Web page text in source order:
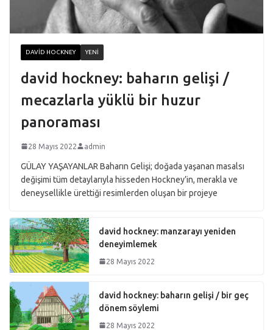
DAVID HOCKNEY YENI
david hockney: baharın gelişi /
mecazlarla yüklü bir huzur
panoraması
28 Mayıs 2022 admin
GÜLAY YAŞAYANLAR Baharın Gelişi; doğada yaşanan masalsı
değişimi tüm detaylarıyla hisseden Hockney’in, merakla ve
deneysellikle ürettiği resimlerden oluşan bir projeye
david hockney: manzarayı yeniden
deneyimlemek
28 Mayıs 2022
david hockney: baharın gelişi / bir geç
dönem söylemi
28 Mayıs 2022